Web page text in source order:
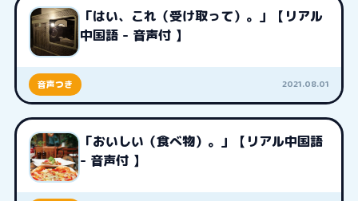
「はい、これ（受け取って）。」【リアル
中国語 - 音声付 】
音声つき 2021.08.01
「おいしい（食べ物）。」【リアル中国語
- 音声付 】